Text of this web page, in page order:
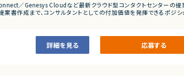
／Genesys Cloudなど最新クラウド型コンタクトセンターの提
書作成まで、コンサルタントとしての付加価値を発揮できるポジシ
詳細を見る 応募する